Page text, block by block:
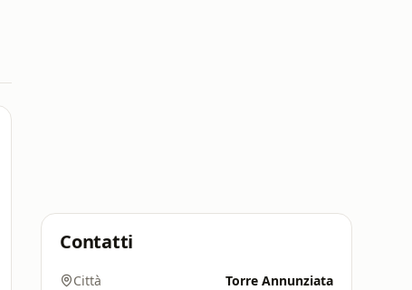
Contatti
Città Torre Annunziata